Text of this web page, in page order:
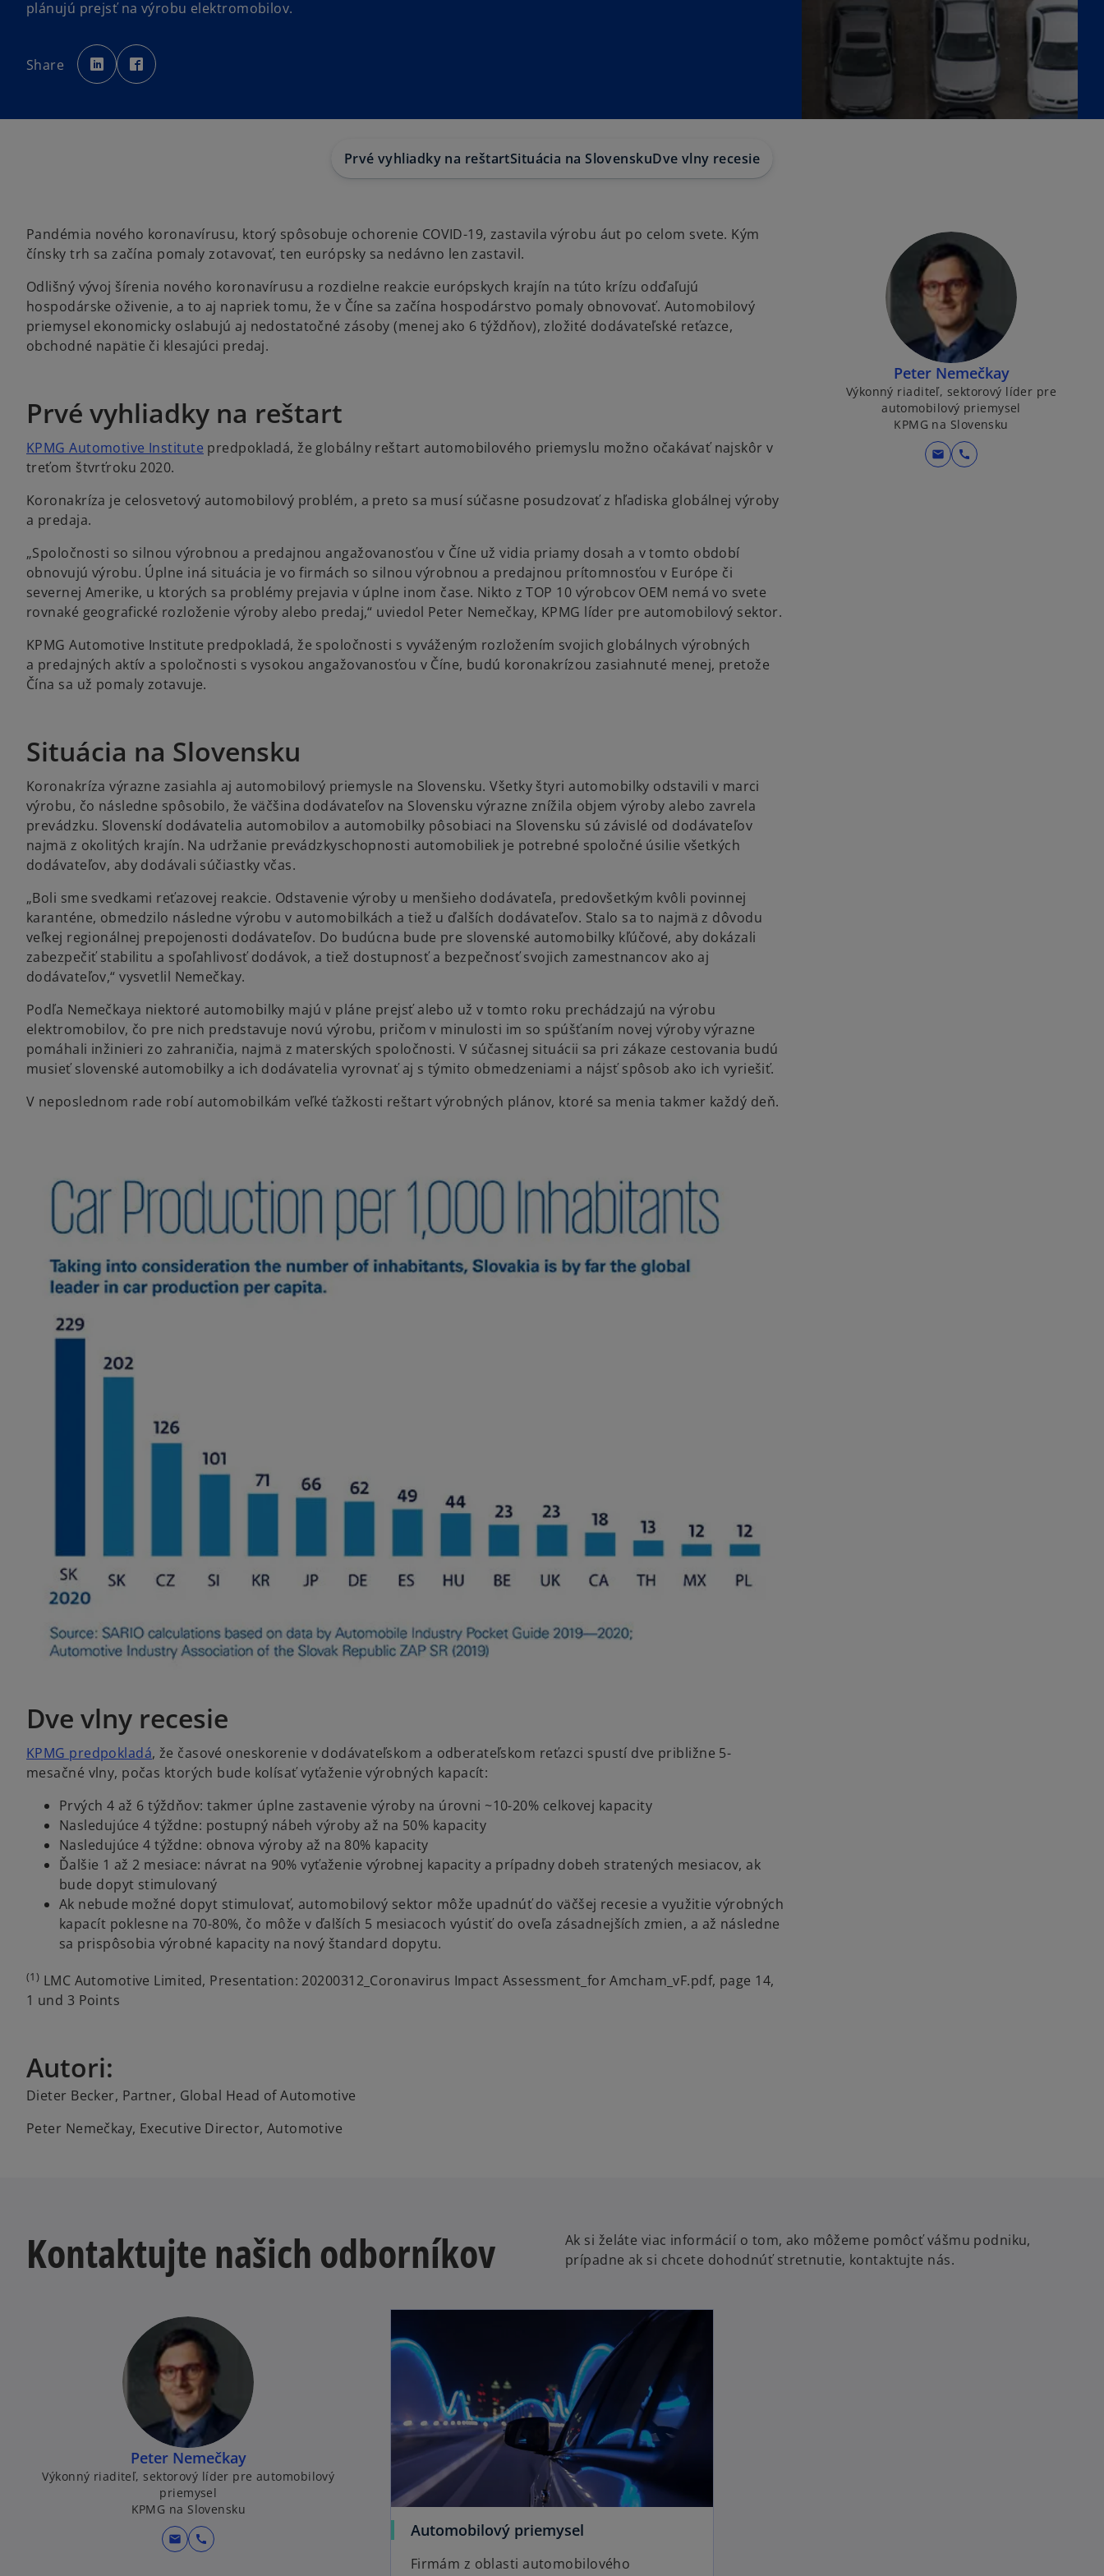
plánujú prejsť na výrobu elektromobilov.
Share
o
p
e
n
a
p
e
a
Prvé vyhliadky na reštartSituácia na SlovenskuDve vlny recesie
Pandémia nového koronavírusu, ktorý spôsobuje ochorenie COVID-19, zastavila výrobu áut po celom svete. Kým
čínsky trh sa začína pomaly zotavovať, ten európsky sa nedávno len zastavil.
Odlišný vývoj šírenia nového koronavírusu a rozdielne reakcie európskych krajín na túto krízu odďaľujú
hospodárske oživenie, a to aj napriek tomu, že v Číne sa začína hospodárstvo pomaly obnovovať. Automobilový
priemysel ekonomicky oslabujú aj nedostatočné zásoby (menej ako 6 týždňov), zložité dodávateľské reťazce,
obchodné napätie či klesajúci predaj.
Prvé vyhliadky na reštart
KPMG Automotive Institute predpokladá, že globálny reštart automobilového priemyslu možno očakávať najskôr v
treťom štvrťroku 2020.
Koronakríza je celosvetový automobilový problém, a preto sa musí súčasne posudzovať z hľadiska globálnej výroby
a predaja.
„Spoločnosti so silnou výrobnou a predajnou angažovanosťou v Číne už vidia priamy dosah a v tomto období
obnovujú výrobu. Úplne iná situácia je vo firmách so silnou výrobnou a predajnou prítomnosťou v Európe či
severnej Amerike, u ktorých sa problémy prejavia v úplne inom čase. Nikto z TOP 10 výrobcov OEM nemá vo svete
rovnaké geografické rozloženie výroby alebo predaj,“ uviedol Peter Nemečkay, KPMG líder pre automobilový sektor.
KPMG Automotive Institute predpokladá, že spoločnosti s vyváženým rozložením svojich globálnych výrobných
a predajných aktív a spoločnosti s vysokou angažovanosťou v Číne, budú koronakrízou zasiahnuté menej, pretože
Čína sa už pomaly zotavuje.
Situácia na Slovensku
Koronakríza výrazne zasiahla aj automobilový priemysle na Slovensku. Všetky štyri automobilky odstavili v marci
výrobu, čo následne spôsobilo, že väčšina dodávateľov na Slovensku výrazne znížila objem výroby alebo zavrela
prevádzku. Slovenskí dodávatelia automobilov a automobilky pôsobiaci na Slovensku sú závislé od dodávateľov
najmä z okolitých krajín. Na udržanie prevádzkyschopnosti automobiliek je potrebné spoločné úsilie všetkých
dodávateľov, aby dodávali súčiastky včas.
„Boli sme svedkami reťazovej reakcie. Odstavenie výroby u menšieho dodávateľa, predovšetkým kvôli povinnej
karanténe, obmedzilo následne výrobu v automobilkách a tiež u ďalších dodávateľov. Stalo sa to najmä z dôvodu
veľkej regionálnej prepojenosti dodávateľov. Do budúcna bude pre slovenské automobilky kľúčové, aby dokázali
zabezpečiť stabilitu a spoľahlivosť dodávok, a tiež dostupnosť a bezpečnosť svojich zamestnancov ako aj
dodávateľov,“ vysvetlil Nemečkay.
Podľa Nemečkaya niektoré automobilky majú v pláne prejsť alebo už v tomto roku prechádzajú na výrobu
elektromobilov, čo pre nich predstavuje novú výrobu, pričom v minulosti im so spúšťaním novej výroby výrazne
pomáhali inžinieri zo zahraničia, najmä z materských spoločnosti. V súčasnej situácii sa pri zákaze cestovania budú
musieť slovenské automobilky a ich dodávatelia vyrovnať aj s týmito obmedzeniami a nájsť spôsob ako ich vyriešiť.
V neposlednom rade robí automobilkám veľké ťažkosti reštart výrobných plánov, ktoré sa menia takmer každý deň.
Dve vlny recesie
KPMG predpokladá, že časové oneskorenie v dodávateľskom a odberateľskom reťazci spustí dve približne 5-
mesačné vlny, počas ktorých bude kolísať vyťaženie výrobných kapacít:
Prvých 4 až 6 týždňov: takmer úplne zastavenie výroby na úrovni ~10-20% celkovej kapacity
Nasledujúce 4 týždne: postupný nábeh výroby až na 50% kapacity
Nasledujúce 4 týždne: obnova výroby až na 80% kapacity
Ďalšie 1 až 2 mesiace: návrat na 90% vyťaženie výrobnej kapacity a prípadny dobeh stratených mesiacov, ak
bude dopyt stimulovaný
Ak nebude možné dopyt stimulovať, automobilový sektor môže upadnúť do väčšej recesie a využitie výrobných
kapacít poklesne na 70-80%, čo môže v ďalších 5 mesiacoch vyústiť do oveľa zásadnejších zmien, a až následne
sa prispôsobia výrobné kapacity na nový štandard dopytu.
(1) LMC Automotive Limited, Presentation: 20200312_Coronavirus Impact Assessment_for Amcham_vF.pdf, page 14,
1 und 3 Points
Autori:
Dieter Becker, Partner, Global Head of Automotive
Peter Nemečkay, Executive Director, Automotive
Peter Nemečkay
Výkonný riaditeľ, sektorový líder pre
automobilový priemysel
KPMG na Slovensku
mail call
Kontaktujte našich odborníkov
Ak si želáte viac informácií o tom, ako môžeme pomôcť vášmu podniku,
prípadne ak si chcete dohodnúť stretnutie, kontaktujte nás.
Peter Nemečkay
Výkonný riaditeľ, sektorový líder pre automobilový
priemysel
KPMG na Slovensku
mail call Automobilový priemysel
Firmám z oblasti automobilového